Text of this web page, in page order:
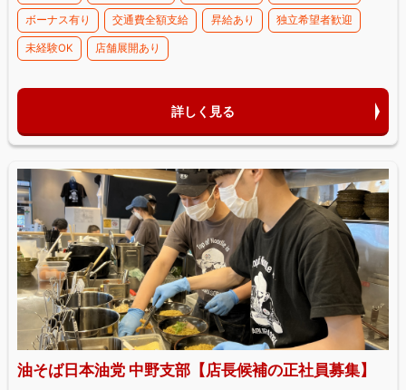
ボーナス有り 交通費全額支給 昇給あり 独立希望者歓迎
未経験OK 店舗展開あり
詳しく見る
油そば日本油党 中野支部【店長候補の正社員募集】